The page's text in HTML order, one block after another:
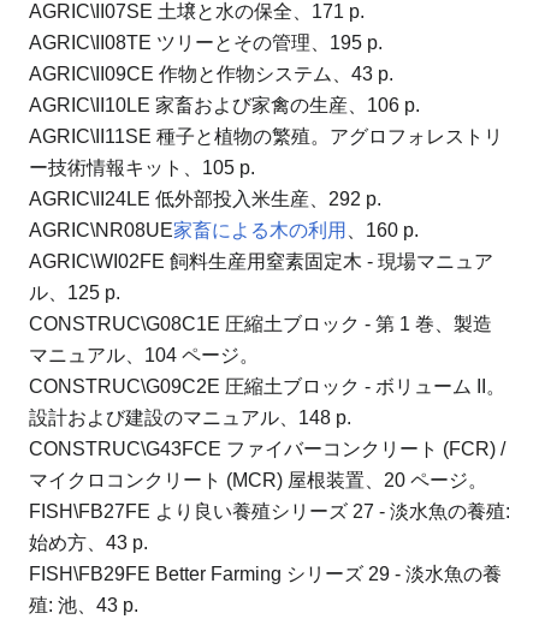
AGRIC\II07SE 土壌と水の保全、171 p.
AGRIC\II08TE ツリーとその管理、195 p.
AGRIC\II09CE 作物と作物システム、43 p.
AGRIC\II10LE 家畜および家禽の生産、106 p.
AGRIC\II11SE 種子と植物の繁殖。 アグロフォレストリ
ー技術情報キット、105 p.
AGRIC\II24LE 低外部投入米生産、292 p.
AGRIC\NR08UE家畜による木の利用
、160 p.
AGRIC\WI02FE 飼料生産用窒素固定木 - 現場マニュア
ル、125 p.
CONSTRUC\G08C1E 圧縮土ブロック - 第 1 巻、製造
マニュアル、104 ページ。
CONSTRUC\G09C2E 圧縮土ブロック - ボリューム II。
設計および建設のマニュアル、148 p.
CONSTRUC\G43FCE ファイバーコンクリート (FCR) /
マイクロコンクリート (MCR) 屋根装置、20 ページ。
FISH\FB27FE より良い養殖シリーズ 27 - 淡水魚の養殖:
始め方、43 p.
FISH\FB29FE Better Farming シリーズ 29 - 淡水魚の養
殖: 池、43 p.